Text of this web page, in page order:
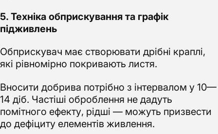
5. Техніка обприскування та графік
підживлень
Обприскувач має створювати дрібні краплі,
які рівномірно покривають листя.
Вносити добрива потрібно з інтервалом у 10—
14 діб. Частіші оброблення не дадуть
помітного ефекту, рідші — можуть призвести
до дефіциту елементів живлення.